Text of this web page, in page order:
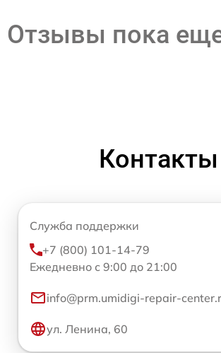
Отзывы пока
Контакты
Служба поддержки
+7 (800) 101-14-79
Ежедневно с 9:00 до 21:00
info@prm.umidigi-repair-
ул. Ленина, 60